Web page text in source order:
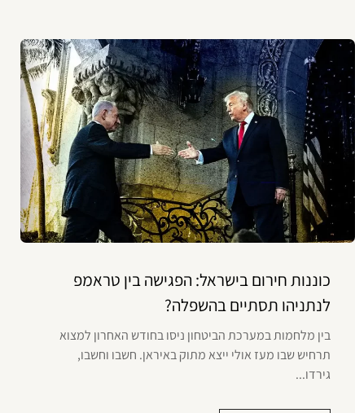
כוננות חירום בישראל: הפגישה בין טראמפ
לנתניהו תסתיים בהשפלה?
בין מלחמות במערכת הביטחון ניסו בחודש האחרון למצוא
תרחיש שבו מעז אולי ייצא מתוק באיראן. חשבו וחשבו,
גירדו...